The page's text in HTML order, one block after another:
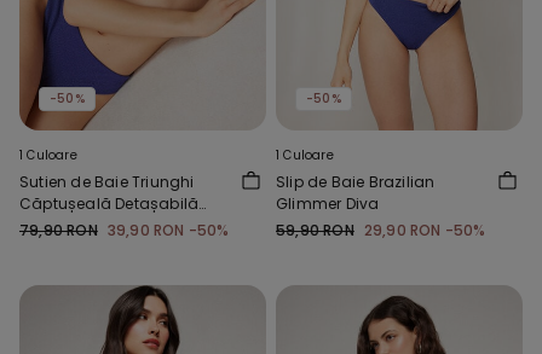
-50%
1 Culoare
Sutien de Baie Triunghi
Căptușeală Detașabilă
Glimmer Diva
79,90 RON 39,90 RON -50%
-50%
1 Culoare
Slip de Baie Brazilian
Glimmer Diva
59,90 RON 29,90 RON -50%